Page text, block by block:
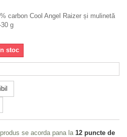
carbon Cool Angel Raizer și mulinetă
g
stoc
se acorda pana la 12 puncte de